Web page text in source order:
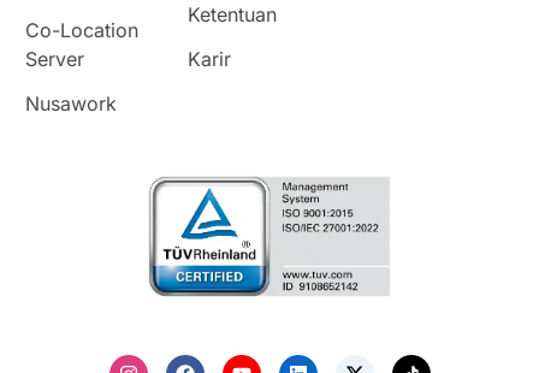
Co-Location
Server
Nusawork
Ketentuan
Karir